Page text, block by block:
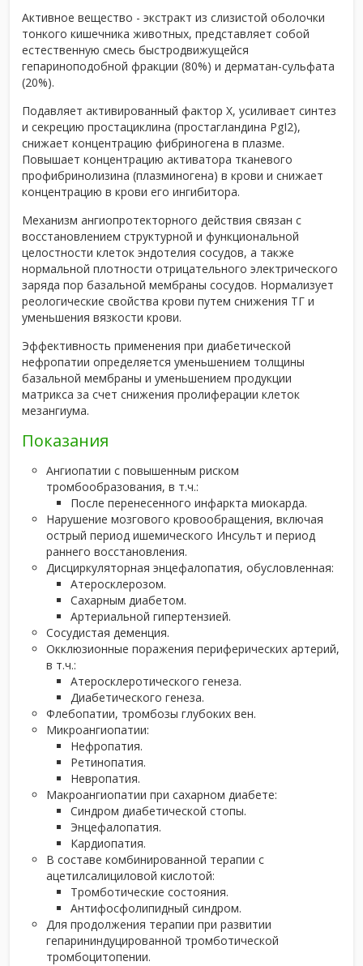
Активное вещество - экстракт из слизистой оболочки
тонкого кишечника животных, представляет собой
естественную смесь быстродвижущейся
гепариноподобной фракции (80%) и дерматан-сульфата
(20%).
Подавляет активированный фактор Х, усиливает синтез
и секрецию простациклина (простагландина PgI2),
снижает концентрацию фибриногена в плазме.
Повышает концентрацию активатора тканевого
профибринолизина (плазминогена) в крови и снижает
концентрацию в крови его ингибитора.
Механизм ангиопротекторного действия связан с
восстановлением структурной и функциональной
целостности клеток эндотелия сосудов, а также
нормальной плотности отрицательного электрического
заряда пор базальной мембраны сосудов. Нормализует
реологические свойства крови путем снижения ТГ и
уменьшения вязкости крови.
Эффективность применения при диабетической
нефропатии определяется уменьшением толщины
базальной мембраны и уменьшением продукции
матрикса за счет снижения пролиферации клеток
мезангиума.
Показания
Ангиопатии с повышенным риском
тромбообразования, в т.ч.:
После перенесенного инфаркта миокарда.
Нарушение мозгового кровообращения, включая
острый период ишемического Инсульт и период
раннего восстановления.
Дисциркуляторная энцефалопатия, обусловленная:
Атеросклерозом.
Сахарным диабетом.
Артериальной гипертензией.
Сосудистая деменция.
Окклюзионные поражения периферических артерий,
в т.ч.:
Атеросклеротического генеза.
Диабетического генеза.
Флебопатии, тромбозы глубоких вен.
Микроангиопатии:
Нефропатия.
Ретинопатия.
Невропатия.
Макроангиопатии при сахарном диабете:
Синдром диабетической стопы.
Энцефалопатия.
Кардиопатия.
В составе комбинированной терапии с
ацетилсалициловой кислотой:
Тромботические состояния.
Антифосфолипидный синдром.
Для продолжения терапии при развитии
гепарининдуцированной тромботической
тромбоцитопении.